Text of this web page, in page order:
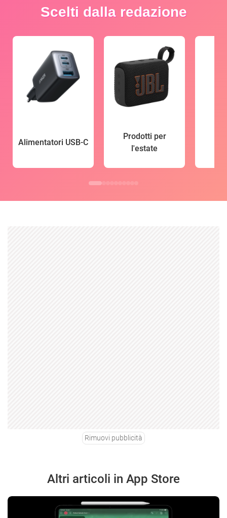
Scelti dalla redazione
Alimentatori USB-C
Prodotti per
l'estate
Rimuovi pubblicità
Altri articoli in App Store